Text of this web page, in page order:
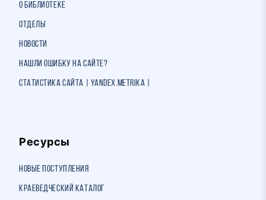
О библиотеке
Отделы
Новости
Нашли ошибку на сайте?
Статистика сайта | Yandex.Metrika |
Ресурсы
Новые поступления
Краеведческий каталог